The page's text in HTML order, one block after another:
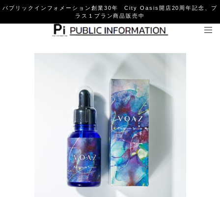
パブリックインフォメーション創業30年 City Oasis開店20周年記念、プ
ラス１プラン商品販売中